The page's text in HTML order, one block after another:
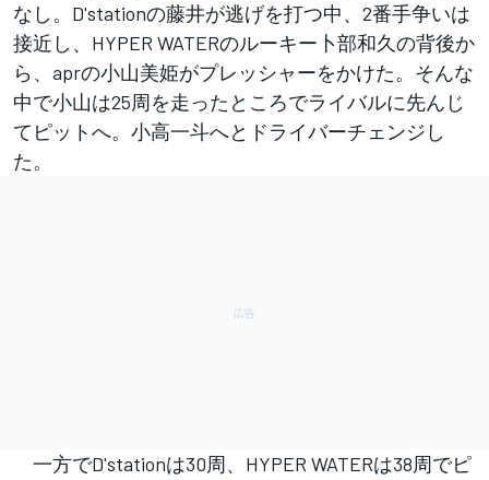
なし。D'stationの藤井が逃げを打つ中、2番手争いは
接近し、HYPER WATERのルーキー卜部和久の背後か
ら、aprの小山美姫がプレッシャーをかけた。そんな
中で小山は25周を走ったところでライバルに先んじ
てピットへ。小高一斗へとドライバーチェンジし
た。
一方でD'stationは30周、HYPER WATERは38周でピ